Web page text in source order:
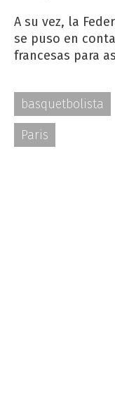
A su vez, la
se puso en
francesas para
basquetbolista
Paris